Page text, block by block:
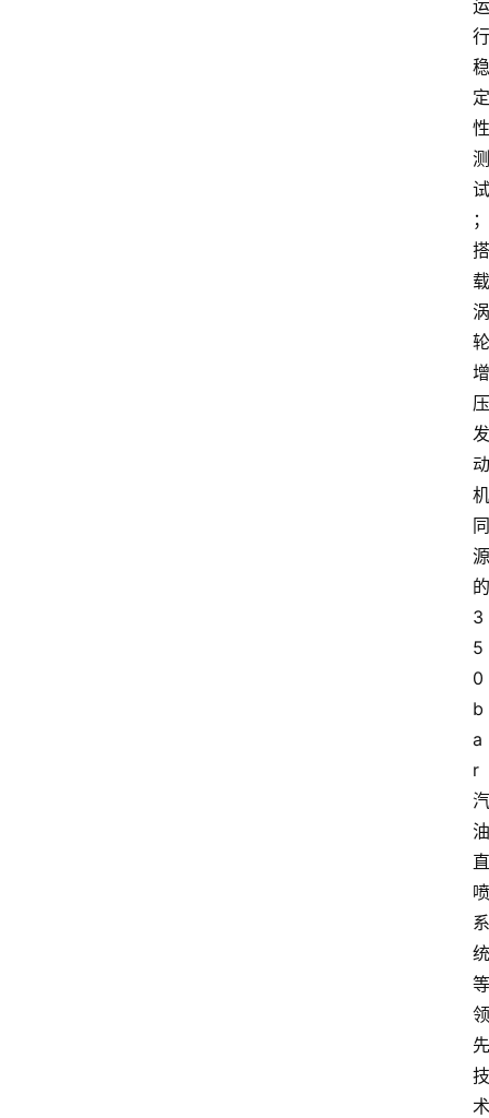
运
行
稳
定
性
测
试
；
搭
载
涡
轮
增
压
发
动
机
同
源
的
3
5
0
b
a
r
汽
油
直
喷
系
统
等
领
先
技
术